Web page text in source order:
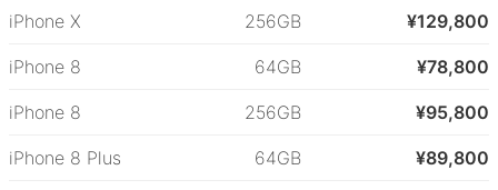
iPhone X 256GB ¥129,800
iPhone 8 64GB ¥78,800
iPhone 8 256GB ¥95,800
iPhone 8 Plus 64GB ¥89,800